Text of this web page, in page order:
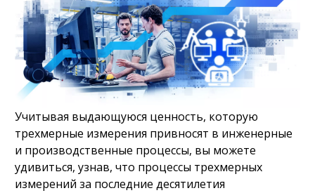
Учитывая выдающуюся ценность, которую
трехмерные измерения привносят в инженерные
и производственные процессы, вы можете
удивиться, узнав, что процессы трехмерных
измерений за последние десятилетия